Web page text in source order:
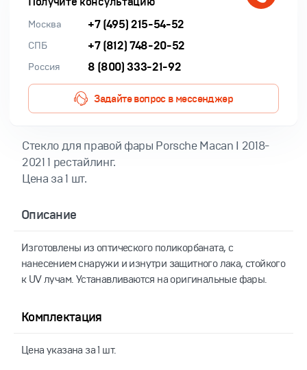
Москва +7 (495) 215-54-52
СПБ +7 (812) 748-20-52
Россия 8 (800) 333-21-92
Задайте вопрос в мессенджер
Cтекло для правой фары Porsche Macan I 2018-
2021 1 рестайлинг.
Цена за 1 шт.
Описание
Изготовлены из оптического поликорбаната, с
нанесением снаружи и изнутри защитного лака, стойкого
к UV лучам. Устанавливаются на оригинальные фары.
Комплектация
Цена указана за 1 шт.